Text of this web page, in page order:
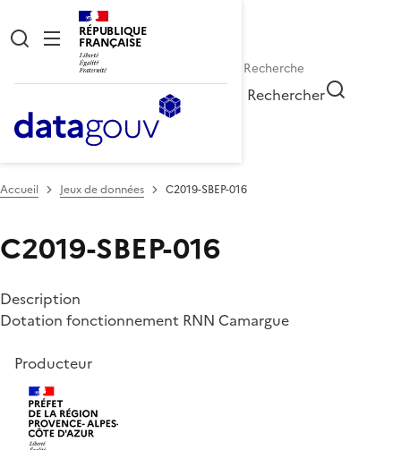
RÉPUBLIQUE
FRANÇAISE
Rechercher
Accueil Jeux de données C2019-SBEP-016
C2019-SBEP-016
Description
Dotation fonctionnement RNN Camargue
Producteur